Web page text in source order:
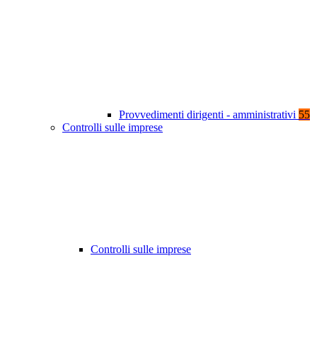
Provvedimenti dirigenti - amministrativi 55
Controlli sulle imprese
Controlli sulle imprese